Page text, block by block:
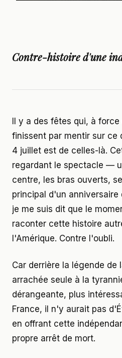
Contre-histoire d'une
Il y a des fêtes qui, à
finissent par mentir sur ce
4 juillet est de celles-là.
regardant le spectacle —
centre, les bras ouverts,
principal d'un
je me suis dit que le
raconter cette histoire
l'Amérique. Contre l'oubli.
Car derrière la légende de
arrachée seule à la
dérangeante, plus
France, il n'y aurait pas
en offrant cette
propre arrêt de mort.